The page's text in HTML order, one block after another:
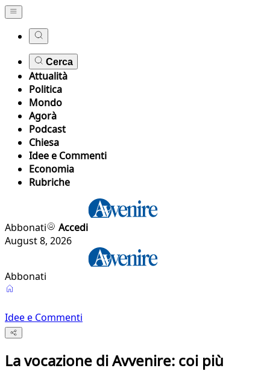
Cerca
Attualità
Politica
Mondo
Agorà
Podcast
Chiesa
Idee e Commenti
Economia
Rubriche
Abbonati
Accedi
August 8, 2026
Abbonati
Idee e Commenti
La vocazione di Avvenire: coi più